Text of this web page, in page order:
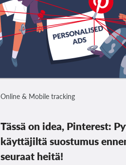
Online & Mobile tracking
Tässä on idea, Pinterest:
käyttäjiltä suostumus
seuraat heitä!